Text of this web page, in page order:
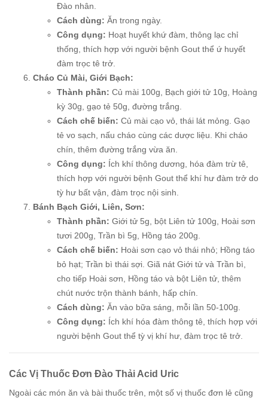
Đào nhân.
Cách dùng: Ăn trong ngày.
Công dụng: Hoạt huyết khứ đàm, thông lạc chỉ
thống, thích hợp với người bệnh Gout thể ứ huyết
đàm trọc tê trở.
Cháo Củ Mài, Giới Bạch:
Thành phần: Củ mài 100g, Bạch giới tử 10g, Hoàng
kỳ 30g, gạo tẻ 50g, đường trắng.
Cách chế biến: Củ mài cạo vỏ, thái lát mỏng. Gạo
tẻ vo sạch, nấu cháo cùng các dược liệu. Khi cháo
chín, thêm đường trắng vừa ăn.
Công dụng: Ích khí thông dương, hóa đàm trừ tê,
thích hợp với người bệnh Gout thể khí hư đàm trở do
tỳ hư bất vận, đàm trọc nội sinh.
Bánh Bạch Giới, Liên, Sơn:
Thành phần: Giới tử 5g, bột Liên tử 100g, Hoài sơn
tươi 200g, Trần bì 5g, Hồng táo 200g.
Cách chế biến: Hoài sơn cạo vỏ thái nhỏ; Hồng táo
bỏ hạt; Trần bì thái sợi. Giã nát Giới tử và Trần bì,
cho tiếp Hoài sơn, Hồng táo và bột Liên tử, thêm
chút nước trộn thành bánh, hấp chín.
Cách dùng: Ăn vào bữa sáng, mỗi lần 50-100g.
Công dụng: Ích khí hóa đàm thông tê, thích hợp với
người bệnh Gout thể tỳ vị khí hư, đàm trọc tê trở.
Các Vị Thuốc Đơn Đào Thải Acid Uric
Ngoài các món ăn và bài thuốc trên, một số vị thuốc đơn lẻ cũng